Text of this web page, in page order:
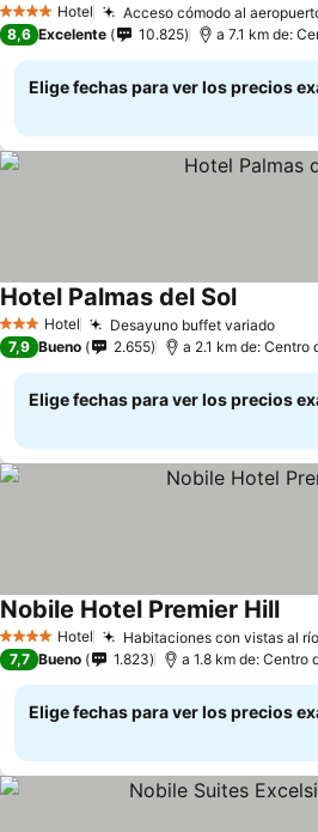
4 EstrellasHotel Acceso cómodo al
8,6 Excelente 10.825 a 7.1 km de:
Elige fechas para ver los precios
3 Estrellas
Hotel Desayuno buffet variado
Hotel Palmas del Sol
7,9 Bueno 2.655 a 2.1 km de: Centro
Elige fechas para ver los precios
4 EstrellasHotel Habitaciones con vistas al río
Nobile Hotel Premier Hill
7,7 Bueno 1.823 a 1.8 km de: Centro
Elige fechas para ver los precios